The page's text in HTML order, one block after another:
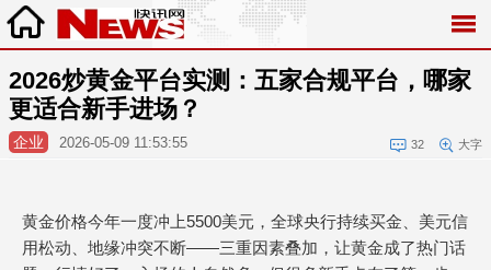
2026炒黄金平台实测：五家合规平台，哪家
更适合新手进场？
企业 2026-05-09 11:53:55 32 大字
黄金价格今年一度冲上5500美元，全球央行持续买金、美元信
用松动、地缘冲突不断——三重因素叠加，让黄金成了热门话